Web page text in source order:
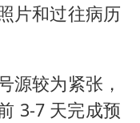
片和过往病历
源较为紧张，
3-7 天完成预